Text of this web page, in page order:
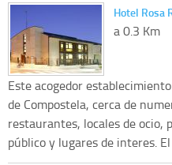
Hotel Rosa
a 0.3 Km
Este acogedor
de Compostela, cerca de
restaurantes, locales de ocio,
público y lugares de interes. El